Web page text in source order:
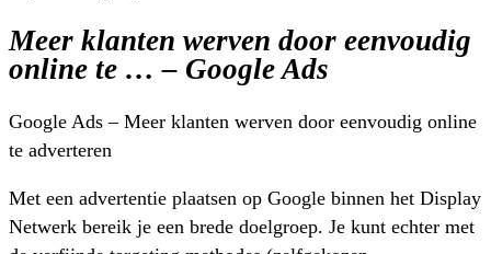
Meer klanten werven door eenvoudig
online te … – Google Ads
Google Ads – Meer klanten werven door eenvoudig online
te adverteren
Met een advertentie plaatsen op Google binnen het Display
Netwerk bereik je een brede doelgroep. Je kunt echter met